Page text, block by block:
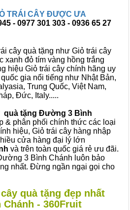
TRÁI CÂY ĐƯỢC ƯA
- 0977 301 303 - 0936 65 27
cây quà tặng như Giỏ trái cây
xanh đỏ tím vàng hồng trắng
hiệu Giỏ trái cây chính hãng uy
gia nổi tiếng như Nhật Bản,
Trung Quốc, Việt Nam,
Đức, Italy.....
quà tặng Đường 3 Bình
& phân phối chính thức các loại
hiệu, Giỏ trái cây hàng nhập
cửa hàng đại lý lớn
và trên toàn quốc giá rẻ ưu đãi.
3 Bình Chánh luôn bảo
nhất. Đừng ngần ngại gọi cho
quà tặng đẹp nhất
- 360Fruit